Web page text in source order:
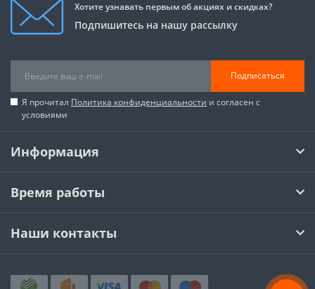
Хотите узнавать первым об акциях и скидках?
Подпишитесь на нашу рассылку
Подписаться
Я прочитал Политика конфиденциальности и согласен с
условиями
Информация
Время работы
Наши контакты